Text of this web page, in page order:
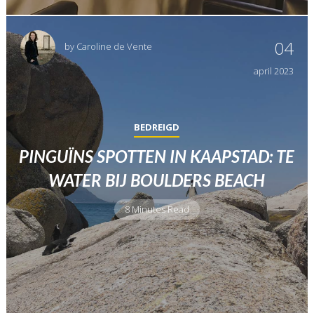
by Caroline de Vente 04
april 2023
BEDREIGD
PINGUÏNS SPOTTEN IN KAAPSTAD: TE
WATER BIJ BOULDERS BEACH
8 Minutes Read